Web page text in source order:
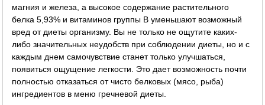
магния и железа, а высокое содержание растительного
белка 5,93% и витаминов группы B уменьшают возможный
вред от диеты организму. Вы не только не ощутите каких-
либо значительных неудобств при соблюдении диеты, но и с
каждым днем самочувствие станет только улучшаться,
появиться ощущение легкости. Это дает возможность почти
полностью отказаться от чисто белковых (мясо, рыба)
ингредиентов в меню гречневой диеты.